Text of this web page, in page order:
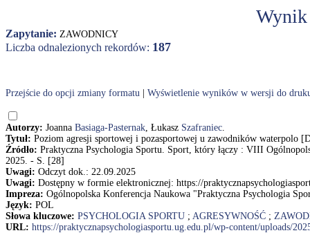
Zapytanie: ZAWODNICY
Liczba odnalezionych rekordów: 187
Przejście do opcji zmiany formatu Wyświetlenie wyników w wersji do
Autorzy: Joanna Basiaga-Pasternak, Łukasz Szafraniec.
Tytuł: Poziom agresji sportowej i pozasportowej u zawodników waterpolo
Źródło: Praktyczna Psychologia Sportu. Sport, który łączy : VIII
2025. - S. [28]
Uwagi: Odczyt dok.: 22.09.2025
Uwagi: Dostępny w formie elektronicznej: https://
Impreza: Ogólnopolska Konferencja Naukowa "Praktyczna Psychologia
Język: POL
Słowa kluczowe: PSYCHOLOGIA SPORTU ; AGRESYWNOŚĆ ;
URL: https://praktycznapsychologiasportu.ug.edu.pl/wp-content/uploads/